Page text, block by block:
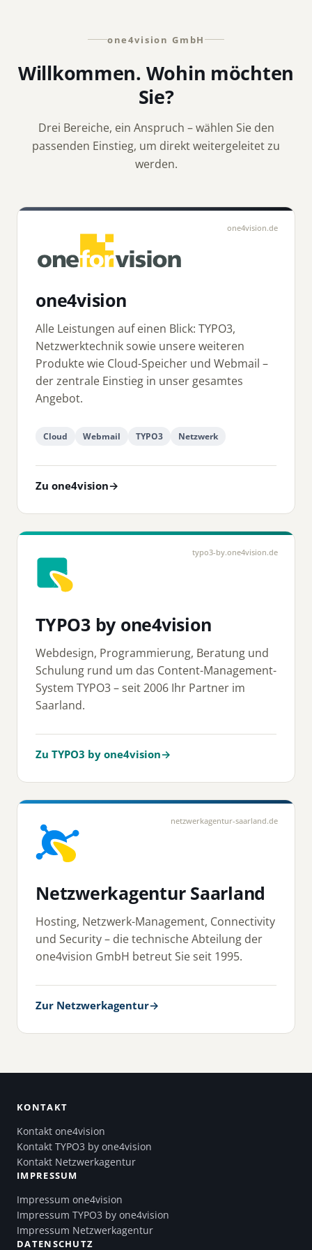
one4vision GmbH
Willkommen. Wohin möchten
Sie?
Drei Bereiche, ein Anspruch – wählen Sie den
passenden Einstieg, um direkt weitergeleitet zu
werden.
one4vision.de
one4vision
Alle Leistungen auf einen Blick: TYPO3,
Netzwerktechnik sowie unsere weiteren
Produkte wie Cloud-Speicher und Webmail –
der zentrale Einstieg in unser gesamtes
Angebot.
Cloud Webmail TYPO3 Netzwerk
Zu one4vision→
typo3-by.one4vision.de
TYPO3 by one4vision
Webdesign, Programmierung, Beratung und
Schulung rund um das Content-Management-
System TYPO3 – seit 2006 Ihr Partner im
Saarland.
Zu TYPO3 by one4vision→
netzwerkagentur-saarland.de
Netzwerkagentur Saarland
Hosting, Netzwerk-Management, Connectivity
und Security – die technische Abteilung der
one4vision GmbH betreut Sie seit 1995.
Zur Netzwerkagentur→
KONTAKT
Kontakt one4vision
Kontakt TYPO3 by one4vision
Kontakt Netzwerkagentur
IMPRESSUM
Impressum one4vision
Impressum TYPO3 by one4vision
Impressum Netzwerkagentur
DATENSCHUTZ